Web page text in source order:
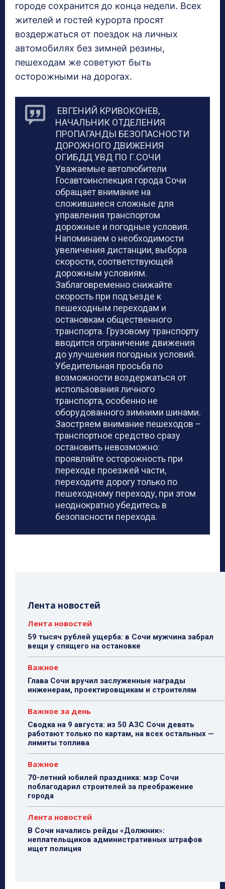
городе сохранится до конца недели. Всех
жителей и гостей курорта просят
воздержаться от поездок на личных
автомобилях без зимней резины,
пешеходам же советуют быть
осторожными на дорогах.
ЕВГЕНИЙ КРИВОКОНЕВ,
НАЧАЛЬНИК ОТДЕЛЕНИЯ
ПРОПАГАНДЫ БЕЗОПАСНОСТИ
ДОРОЖНОГО ДВИЖЕНИЯ
ОГИБДД УВД ПО Г.СОЧИ
Уважаемые автолюбители
Госавтоинспекция города Сочи
обращает внимание на
сложившиеся сложные для
управления транспортом
дорожные и погодные условия.
Напоминаем о необходимости
увеличения дистанции, выбора
скорости, соответствующей
дорожным условиям.
Заблаговременно снижайте
скорость при подъезде к
пешеходным переходам и
остановкам общественного
транспорта. Грузовому транспорту
вводится ограничение движения
до улучшения погодных условий.
Убедительная просьба по
возможности воздержаться от
использования личного
транспорта, особенно не
оборудованного зимними шинами.
Заостряем внимание пешеходов –
транспортное средство сразу
остановить невозможно:
проявляйте осторожность при
переходе проезжей части,
переходите дорогу только по
пешеходному переходу, при этом
неоднократно убедитесь в
безопасности перехода.
Лента новостей
Лента новостей
59 тысяч рублей ущерба: в Сочи мужчина забрал
вещи у спящего на остановке
Важное
Глава Сочи вручил заслуженные награды
инженерам, проектировщикам и строителям
Важное за день
Сводка на 9 августа: из 50 АЗС Сочи девять
работают только по картам, на всех остальных —
лимиты топлива
Важное
70-летний юбилей праздника: мэр Сочи
поблагодарил строителей за преображение
города
Лента новостей
В Сочи начались рейды «Должник»:
неплательщиков административных штрафов
ищет полиция